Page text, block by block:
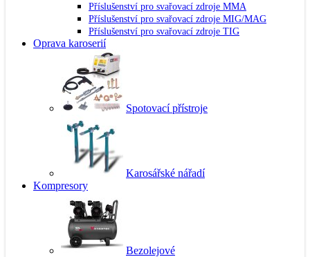
Příslušenství pro svařovací zdroje MMA
Příslušenství pro svařovací zdroje MIG/MAG
Příslušenství pro svařovací zdroje TIG
Oprava karoserií
Spotovací přístroje
Karosářské nářadí
Kompresory
Bezolejové